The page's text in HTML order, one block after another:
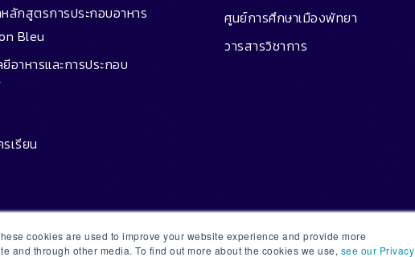
cookies are used to improve your website experience and provide more
and through other media. To find out more about the cookies we use, see our Privacy
กสูตรการประกอบอาหาร
Bleu
อาหารและการประกอบ
ศูนย์การศึกษาเมืองพัทยา
วารสารวิชาการ
เรียน